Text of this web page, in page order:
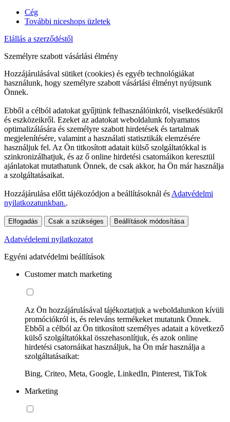
Cég
További niceshops üzletek
Elállás a szerződéstől
Személyre szabott vásárlási élmény
Hozzájárulásával sütiket (cookies) és egyéb technológiákat
használunk, hogy személyre szabott vásárlási élményt nyújtsunk
Önnek.
Ebből a célból adatokat gyűjtünk felhasználóinkról, viselkedésükről
és eszközeikről. Ezeket az adatokat weboldalunk folyamatos
optimalizálására és személyre szabott hirdetések és tartalmak
megjelenítésére, valamint a használati statisztikák elemzésére
használjuk fel. Az Ön titkosított adatait külső szolgáltatókkal is
szinkronizálhatjuk, és az ő online hirdetési csatornáikon keresztül
ajánlatokat mutathatunk Önnek, de csak akkor, ha Ön már használja
a szolgáltatásaikat.
Hozzájárulása előtt tájékozódjon a beállításoknál és Adatvédelmi
nyilatkozatunkban..
Elfogadás Csak a szükséges Beállítások módosítása
Adatvédelemi nyilatkozatot
Egyéni adatvédelmi beállítások
Customer match marketing
Az Ön hozzájárulásával tájékoztatjuk a weboldalunkon kívüli
promóciókról is, és releváns termékeket mutatunk Önnek.
Ebből a célból az Ön titkosított személyes adatait a következő
külső szolgáltatókkal összehasonlítjuk, és azok online
hirdetési csatornáikat használjuk, ha Ön már használja a
szolgáltatásaikat:
Bing, Criteo, Meta, Google, LinkedIn, Pinterest, TikTok
Marketing